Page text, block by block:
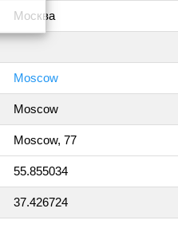
Москва
Moscow
Moscow
Moscow, 77
55.855034
37.426724